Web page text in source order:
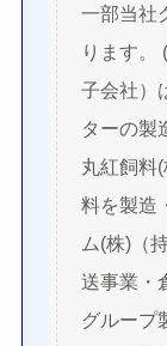
一部当社
ります。
子会社）
ターの製
丸紅飼料
料を製造
ム(株)（
送事業・
グループ